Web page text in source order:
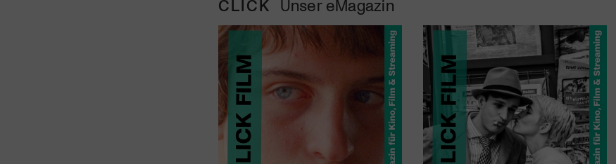
CLICK Unser eMagazin